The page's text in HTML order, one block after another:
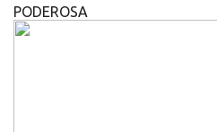
PODEROSA